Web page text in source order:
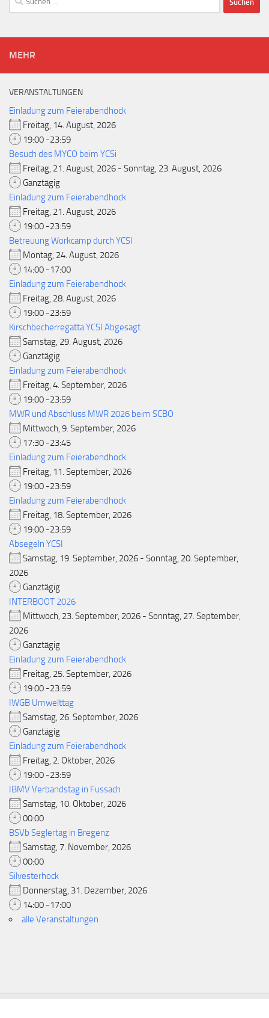
nach:
MEHR
VERANSTALTUNGEN
Einladung zum Feierabendhock
Freitag, 14. August, 2026
19:00 -23:59
Besuch des MYCO beim YCSi
Freitag, 21. August, 2026 - Sonntag, 23. August, 2026
Ganztägig
Einladung zum Feierabendhock
Freitag, 21. August, 2026
19:00 -23:59
Betreuung Workcamp durch YCSI
Montag, 24. August, 2026
14:00 -17:00
Einladung zum Feierabendhock
Freitag, 28. August, 2026
19:00 -23:59
Kirschbecherregatta YCSI Abgesagt
Samstag, 29. August, 2026
Ganztägig
Einladung zum Feierabendhock
Freitag, 4. September, 2026
19:00 -23:59
MWR und Abschluss MWR 2026 beim SCBO
Mittwoch, 9. September, 2026
17:30 -23:45
Einladung zum Feierabendhock
Freitag, 11. September, 2026
19:00 -23:59
Einladung zum Feierabendhock
Freitag, 18. September, 2026
19:00 -23:59
Absegeln YCSI
Samstag, 19. September, 2026 - Sonntag, 20. September,
2026
Ganztägig
INTERBOOT 2026
Mittwoch, 23. September, 2026 - Sonntag, 27. September,
2026
Ganztägig
Einladung zum Feierabendhock
Freitag, 25. September, 2026
19:00 -23:59
IWGB Umwelttag
Samstag, 26. September, 2026
Ganztägig
Einladung zum Feierabendhock
Freitag, 2. Oktober, 2026
19:00 -23:59
IBMV Verbandstag in Fussach
Samstag, 10. Oktober, 2026
00:00
BSVb Seglertag in Bregenz
Samstag, 7. November, 2026
00:00
Silvesterhock
Donnerstag, 31. Dezember, 2026
14:00 -17:00
alle Veranstaltungen